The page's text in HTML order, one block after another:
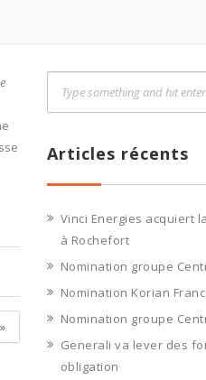
»
Articles récents
Vinci Energies acquiert
à Rochefort
Nomination groupe
Nomination Korian
Nomination groupe
Generali va lever des
obligation